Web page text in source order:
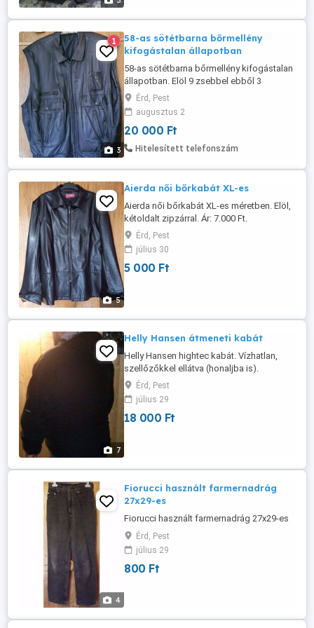
3
1
58-as sötétbarna bőrmellény
kifogástalan állapotban
58-as sötétbarna bőrmellény kifogástalan
állapotban. Elöl 9 zsebbel ebből 3
zipzáras kettő gombos, belül 2 zsebbel
ebből egyik zipzáras. Közepén YKK
zipzárral záródik. Alul gumis és patenttal
szűkíthető. Vállszélesség 58cm;
Derékbőség keresztbe mérve 68cm;
előre ...
Érd, Pest
augusztus 2
20 000 Ft
Hitelesített telefonszám
5
Aierda női bőrkabát XL-es
Aierda női bőrkabát XL-es méretben. Elöl,
kétoldalt zipzárral. Ár: 7.000 Ft.
Érd, Pest
július 30
5 000 Ft
7
Helly Hansen átmeneti kabát
Helly Hansen hightec kabát. Vízhatlan,
szellőzőkkel ellátva (honaljba is).
Zipzáras, két külső zsebbel. Szuper
kényelmes és könnyű. Aki a Hally –
Hensen márkát ismeri, az tudja, hogy
minden árucikke kiváló. 58-as Méret.
Érd, Pest
július 29
18 000 Ft
4
Fiorucci használt farmernadrág
27x29-es
Fiorucci használt farmernadrág 27x29-es
Érd, Pest
július 29
800 Ft